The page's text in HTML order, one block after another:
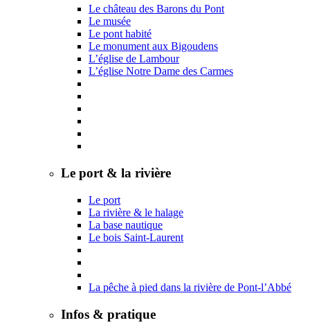
Le château des Barons du Pont
Le musée
Le pont habité
Le monument aux Bigoudens
L’église de Lambour
L’église Notre Dame des Carmes
Le port & la rivière
Le port
La rivière & le halage
La base nautique
Le bois Saint-Laurent
La pêche à pied dans la rivière de Pont-l’Abbé
Infos & pratique